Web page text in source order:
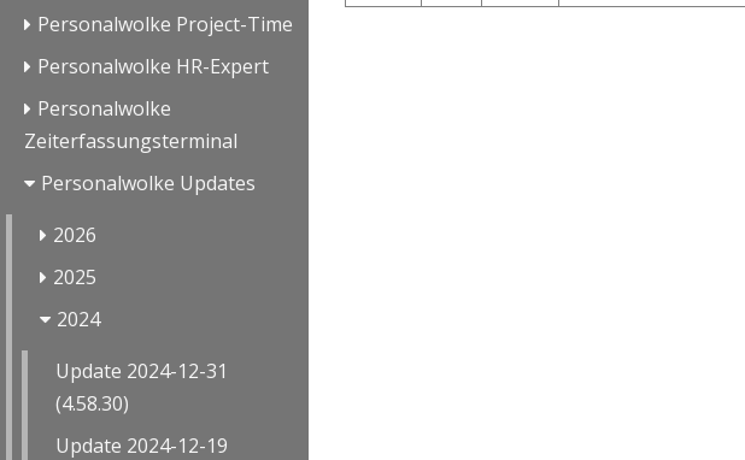
Personalwolke Project-Time
Personalwolke HR-Expert
Personalwolke
Zeiterfassungsterminal
Personalwolke Updates
2026
2025
2024
Update 2024-12-31
(4.58.30)
Update 2024-12-19